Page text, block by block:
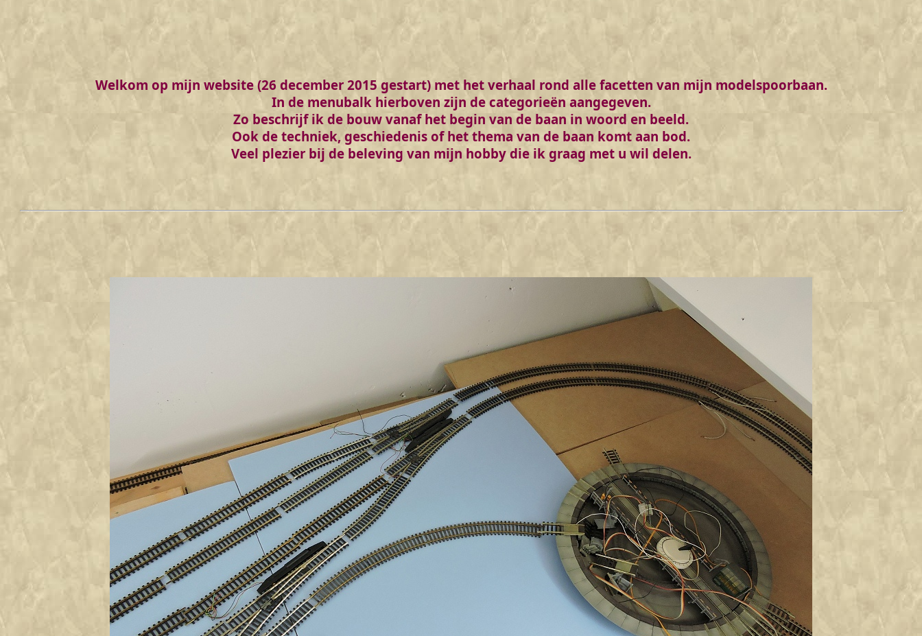
Welkom op mijn website (26 december 2015 gestart) met het verhaal rond alle facetten van mijn modelspoorbaan.
In de menubalk hierboven zijn de categorieën aangegeven.
Zo beschrijf ik de bouw vanaf het begin van de baan in woord en beeld.
Ook de techniek, geschiedenis of het thema van de baan komt aan bod.
Veel plezier bij de beleving van mijn hobby die ik graag met u wil delen.